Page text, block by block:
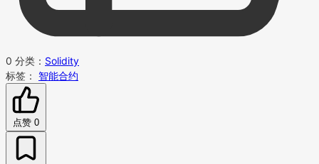
0 分类： Solidity
标签： 智能合约
点赞 0